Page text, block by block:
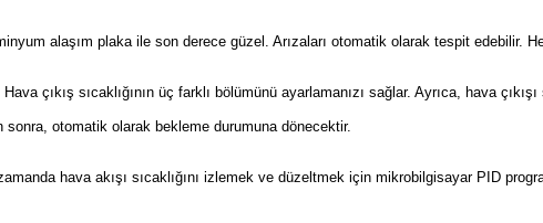
alaşım plaka ile son derece güzel. Arızaları otomatik olarak tespit edebilir.
çıkış sıcaklığının üç farklı bölümünü ayarlamanızı sağlar. Ayrıca, hava
otomatik olarak bekleme durumuna dönecektir.
hava akışı sıcaklığını izlemek ve düzeltmek için mikrobilgisayar PID